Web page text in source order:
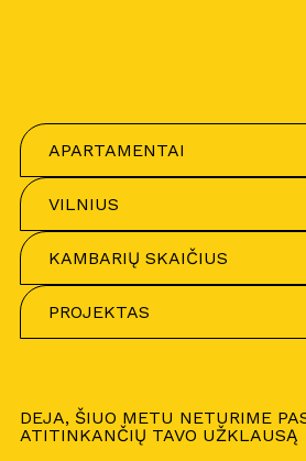
APARTAMENTAI
VILNIUS
KAMBARIŲ SKAIČIUS
PROJEKTAS
DEJA, ŠIUO METU NETURIME
ATITINKANČIŲ TAVO UŽKLAUSĄ